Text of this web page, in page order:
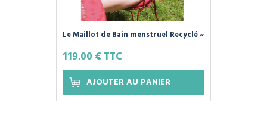
Le Maillot de Bain menstruel Recyclé «
119.00 € TTC
AJOUTER AU PANIER